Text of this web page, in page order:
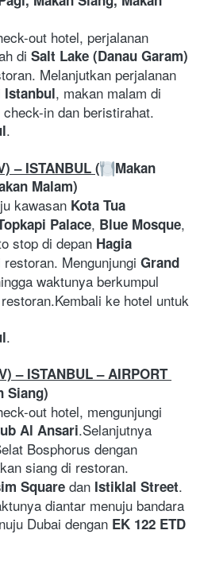
out hotel, perjalanan
di Salt Lake (Danau Garam)
Melanjutkan perjalanan
Istanbul, makan malam di
in dan beristirahat.
.
– ISTANBUL (
Makan
Malam)
kawasan Kota Tua
Palace, Blue Mosque,
stop di depan Hagia
Mengunjungi Grand
waktunya berkumpul
ke hotel untuk
.
– ISTANBUL – AIRPORT
Siang)
Al Ansari.Selanjutnya
siang di restoran.
Square dan Istiklal Street.
diantar menuju bandara
Dubai dengan EK 122 ETD